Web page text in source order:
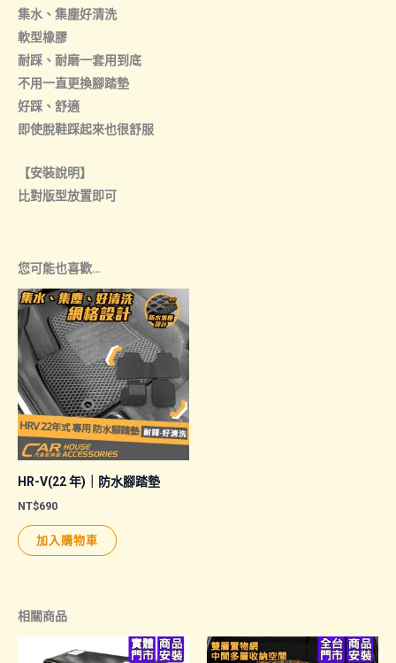
集水、集塵好清洗
軟型橡膠
耐踩、耐磨一套用到底
不用一直更換腳踏墊
好踩、舒適
即使脫鞋踩起來也很舒服
【安裝說明】
比對版型放置即可
您可能也喜歡…
HR-V(22 年)｜防水腳踏墊
NT$690
加入購物車
相關商品